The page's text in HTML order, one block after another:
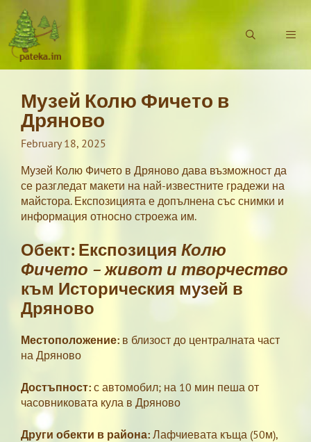
content
Музей Колю Фичето в
Дряново
February 18, 2025
Музей Колю Фичето в Дряново дава възможност да
се разгледат макети на най-известните градежи на
майстора. Експозицията е допълнена със снимки и
информация относно строежа им.
Обект: Експозиция Колю
Фичето – живот и творчество
към Историческия музей в
Дряново
Местоположение: в близост до централната част
на Дряново
Достъпност: с автомобил; на 10 мин пеша от
часовниковата кула в Дряново
Други обекти в района: Лафчиевата къща (50м),